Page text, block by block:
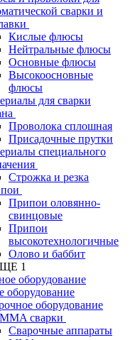
сварки и
Кислые флюсы
Нейтральные флюсы
Основные флюсы
Высокоосновные
флюсы
для сварки
Проволока сплошная
Присадочные прутки
специального
Строжка и резка
Припои оловянно-
свинцовые
Припои
высокотехнологичные
Олово и баббит
1
оборудование
оборудование
сварки
Сварочные аппараты